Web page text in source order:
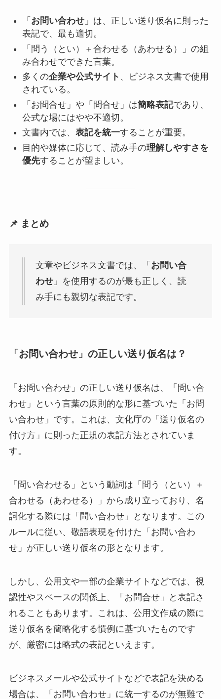
「 お問い合わせ」は、正しい送り仮名に則った
表記で、最も適切。
「問う（とい）＋合わせる（あわせる）」の組
み合わせでできた言葉。
多くの企業や公式サイト 、ビジネス文書で使用
されている。
「お問合せ」や「問合せ」は簡略表記であり、
公式な場にはやや不適切。
文書内では、 表記を統一することが重要。
目的や媒体に応じて、読み手の理解しやすさを
優先することが望ましい。
📌 まとめ
文章やビジネス文書では、「 お問い合
わせ」を使用するのが最も正しく、読
み手にも親切な表記です。
「お問い合わせ」の正しい送り仮名は？
「お問い合わせ」の正しい送り仮名は、「問い合
わせ」という言葉の原則的な形に基づいた「お問
い合わせ」です。これは、文化庁の「送り仮名の
付け方」に則った正規の表記方法とされていま
す。
「問い合わせる」という動詞は「問う（とい）＋
合わせる（あわせる）」から成り立っており、名
詞化する際には「問い合わせ」となります。この
ルールに従い、敬語表現を付けた「お問い合わ
せ」が正しい送り仮名の形となります。
しかし、公用文や一部の企業サイトなどでは、視
認性やスペースの関係上、「お問合せ」と表記さ
れることもあります。これは、公用文作成の際に
送り仮名を簡略化する慣例に基づいたものです
が、厳密には略式の表記といえます。
ビジネスメールや公式サイトなどで表記を決める
場合は、「お問い合わせ」に統一するのが無難で